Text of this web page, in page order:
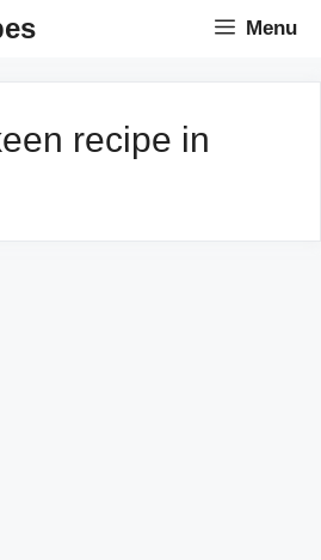
Menu
recipe in